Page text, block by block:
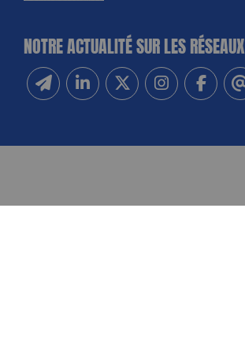
NOTRE ACTUALITÉ SUR LES RÉSEAUX